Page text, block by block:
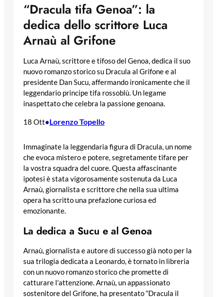
“Dracula tifa Genoa”: la
dedica dello scrittore Luca
Arnaù al Grifone
Luca Arnaù, scrittore e tifoso del Genoa, dedica il suo
nuovo romanzo storico su Dracula al Grifone e al
presidente Dan Sucu, affermando ironicamente che il
leggendario principe tifa rossoblù. Un legame
inaspettato che celebra la passione genoana.
18 Ott•Lorenzo Topello
Immaginate la leggendaria figura di Dracula, un nome
che evoca mistero e potere, segretamente tifare per
la vostra squadra del cuore. Questa affascinante
ipotesi è stata vigorosamente sostenuta da Luca
Arnaù, giornalista e scrittore che nella sua ultima
opera ha scritto una prefazione curiosa ed
emozionante.
La dedica a Sucu e al Genoa
Arnaù, giornalista e autore di successo già noto per la
sua trilogia dedicata a Leonardo, è tornato in libreria
con un nuovo romanzo storico che promette di
catturare l’attenzione. Arnaù, un appassionato
sostenitore del Grifone, ha presentato “Dracula il